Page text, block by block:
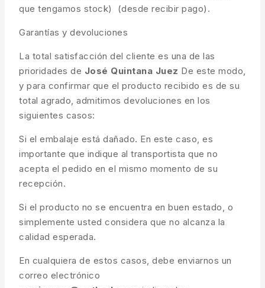
que tengamos stock) (desde recibir pago).
Garantías y devoluciones
La total satisfacción del cliente es una de las
prioridades de José Quintana Juez De este modo,
y para confirmar que el producto recibido es de su
total agrado, admitimos devoluciones en los
siguientes casos:
Si el embalaje está dañado. En este caso, es
importante que indique al transportista que no
acepta el pedido en el mismo momento de su
recepción.
Si el producto no se encuentra en buen estado, o
simplemente usted considera que no alcanza la
calidad esperada.
En cualquiera de estos casos, debe enviarnos un
correo electrónico